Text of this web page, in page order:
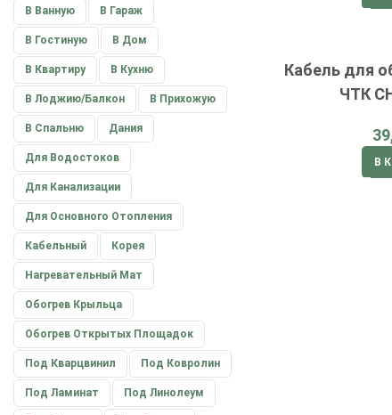
В Ванную В Гараж
В Гостиную В Дом
В Квартиру В Кухню
В Лоджию/балкон В Прихожую
В Спальню Дания
Для Водостоков
Для Канализации
Для Основного Отопления
Кабельный Корея
Нагревательный Мат
Обогрев Крыльца
Обогрев Открытых Площадок
Под Кварцвинил Под Ковролин
Под Ламинат Под Линолеум
Кабель для
ЧТК
В